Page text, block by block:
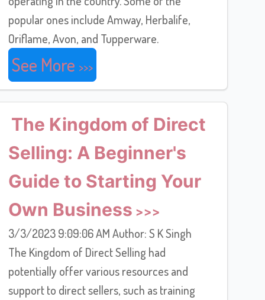
popular ones include Amway, Herbalife,
Oriflame, Avon, and Tupperware.
See More
The Kingdom of Direct
Selling: A Beginner's
Guide to Starting Your
Own Business
3/3/2023 9:09:06 AM Author: S K Singh
The Kingdom of Direct Selling had
potentially offer various resources and
support to direct sellers, such as training